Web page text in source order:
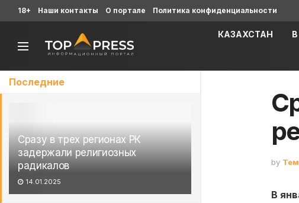
Последние
Сразу в трех регионах РК
задержали религиозных
радикалов
14.01.2025
18+ Наши контакты О портале Политика конфиденциальности
КАЗАХСТАН
by
В